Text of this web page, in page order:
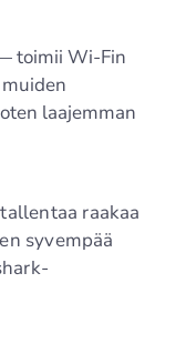
toimii Wi-Fin
laajemman
raakaa
syvempää